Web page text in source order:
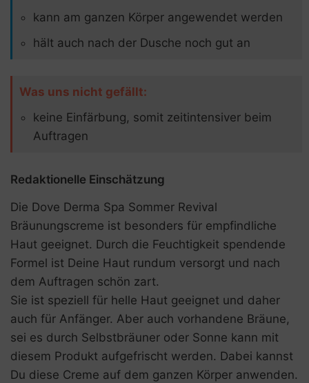
kann am ganzen Körper angewendet werden
hält auch nach der Dusche noch gut an
Was uns nicht gefällt:
keine Einfärbung, somit zeitintensiver beim
Auftragen
Redaktionelle Einschätzung
Die Dove Derma Spa Sommer Revival
Bräunungscreme ist besonders für empfindliche
Haut geeignet. Durch die Feuchtigkeit spendende
Formel ist Deine Haut rundum versorgt und nach
dem Auftragen schön zart.
Sie ist speziell für helle Haut geeignet und daher
auch für Anfänger. Aber auch vorhandene Bräune,
sei es durch Selbstbräuner oder Sonne kann mit
diesem Produkt aufgefrischt werden. Dabei kannst
Du diese Creme auf dem ganzen Körper anwenden.